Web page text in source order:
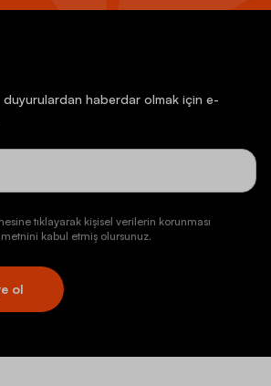
duyurulardan haberdar olmak için e-
tıklayarak kişisel verilerin korunması
kabul etmiş olursunuz.
ol